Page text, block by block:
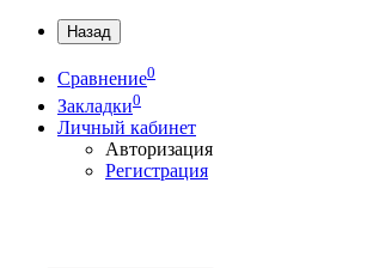
Назад
Сравнение0
Закладки0
Личный кабинет
Авторизация
Регистрация